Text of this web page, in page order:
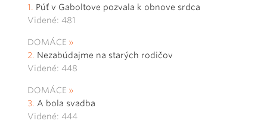
Púť v Gaboltove pozvala k obnove srdca
Videné: 481
DOMÁCE
Nezabúdajme na starých rodičov
Videné: 448
DOMÁCE
A bola svadba
Videné: 444